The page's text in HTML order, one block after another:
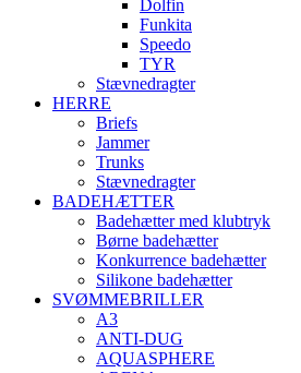
Dolfin
Funkita
Speedo
TYR
Stævnedragter
HERRE
Briefs
Jammer
Trunks
Stævnedragter
BADEHÆTTER
Badehætter med klubtryk
Børne badehætter
Konkurrence badehætter
Silikone badehætter
SVØMMEBRILLER
A3
ANTI-DUG
AQUASPHERE